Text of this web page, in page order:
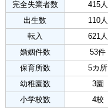
完全失業者数
415人
出生数
110人
転入
621人
婚姻件数
53件
保育所数
5カ所
幼稚園数
3園
小学校数
4校